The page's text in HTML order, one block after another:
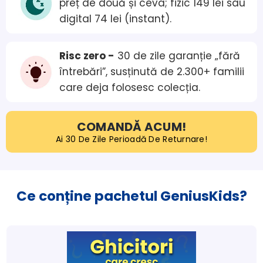
preț de două și ceva; fizic 149 lei sau
digital 74 lei (instant).
Risc zero - 30 de zile garanție „fără
întrebări”, susținută de 2.300+ familii
care deja folosesc colecția.
COMANDĂ ACUM!
Ai 30 De Zile Perioadă De Returnare!
Ce conține pachetul GeniusKids?